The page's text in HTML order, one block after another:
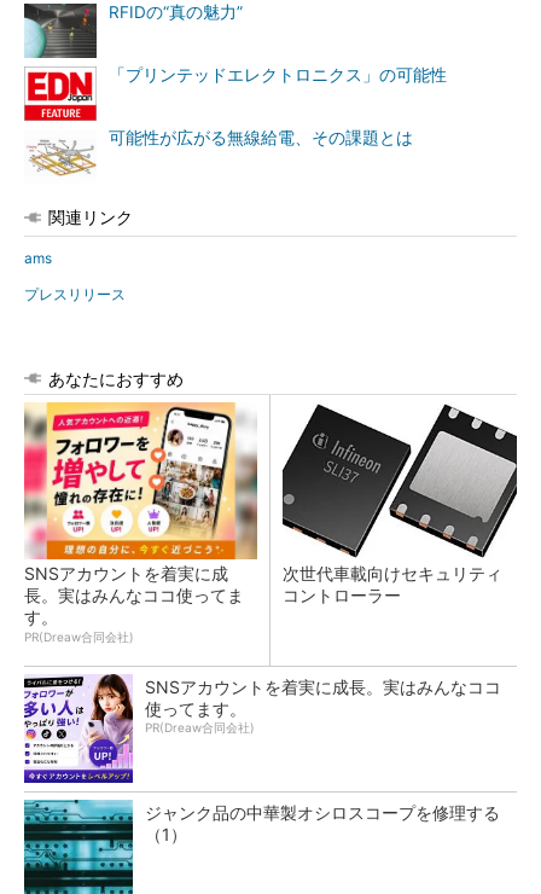
RFIDの“真の魅力”
「プリンテッドエレクトロニクス」の可能性
可能性が広がる無線給電、その課題とは
関連リンク
ams
プレスリリース
あなたにおすすめ
SNSアカウントを着実に成
長。実はみんなココ使ってま
す。
PR(Dreaw合同会社)
次世代車載向けセキュリティ
コントローラー
SNSアカウントを着実に成長。実はみんなココ
使ってます。
PR(Dreaw合同会社)
ジャンク品の中華製オシロスコープを修理する
（1）